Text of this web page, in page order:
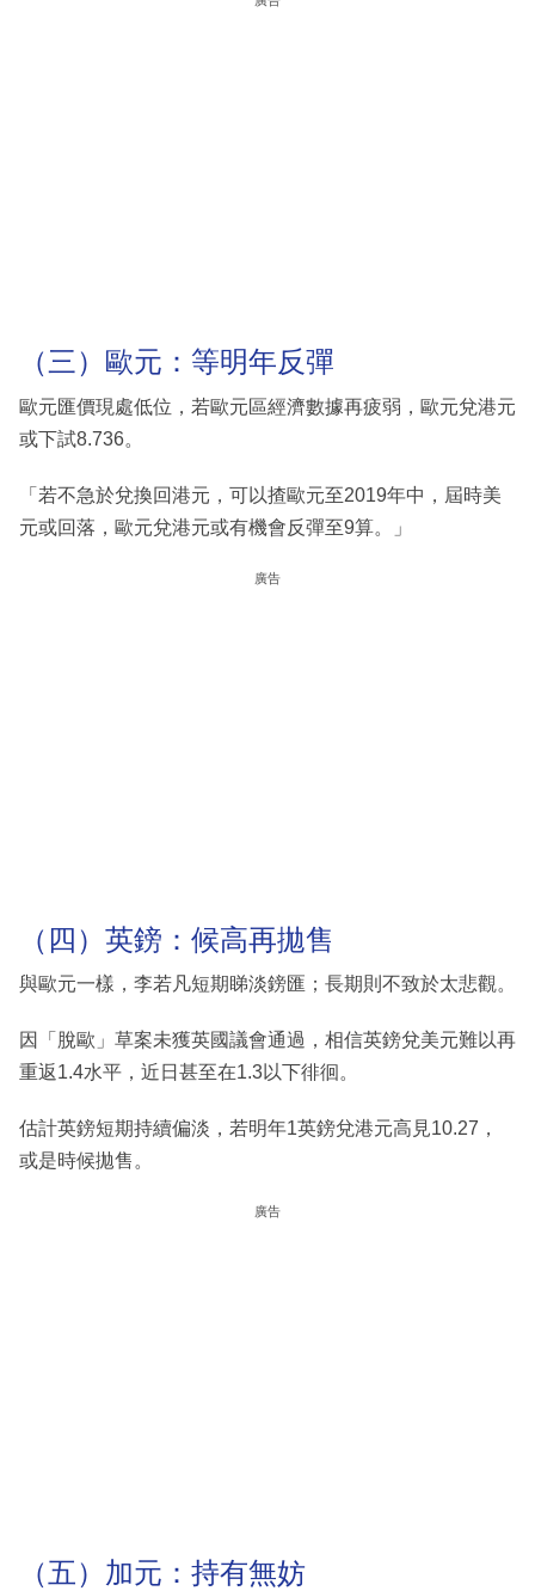
（三）歐元：等明年反彈
歐元匯價現處低位，若歐元區經濟數據再疲弱，歐元兌港元
或下試8.736。
「若不急於兌換回港元，可以揸歐元至2019年中，屆時美
元或回落，歐元兌港元或有機會反彈至9算。」
廣告
（四）英鎊：候高再拋售
與歐元一樣，李若凡短期睇淡鎊匯；長期則不致於太悲觀。
因「脫歐」草案未獲英國議會通過，相信英鎊兌美元難以再
重返1.4水平，近日甚至在1.3以下徘徊。
估計英鎊短期持續偏淡，若明年1英鎊兌港元高見10.27，
或是時候拋售。
廣告
（五）加元：持有無妨